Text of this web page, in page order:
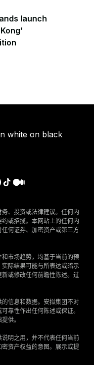
launch
、投资或法律建议。任何内
或招揽。本网站上的任何内
何证券、加密资产或第三方
市场趋势，均基于当前的预
际结果可能与所表达或暗示
或修改任何前瞻性陈述。过
信息和数据。安拟集团不对
靠性作出任何陈述或保证。
供。
明之用，并不代表任何当前
资产权益的意图。展示或提